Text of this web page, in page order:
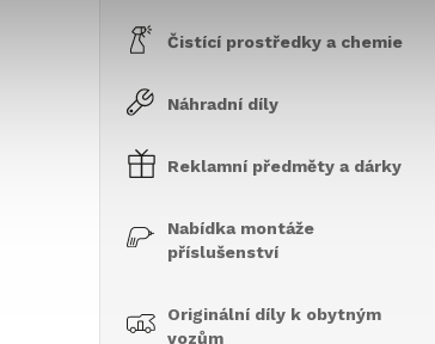
Čistící prostředky a chemie
Náhradní díly
Reklamní předměty a dárky
Nabídka montáže
příslušenství
Originální díly k obytným
vozům